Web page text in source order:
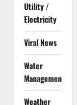
Utility /
Electricity
Viral News
Water
Management
Weather